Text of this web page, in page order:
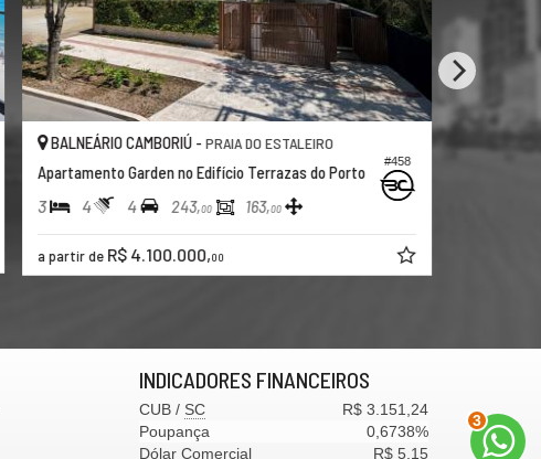
#458
BALNEÁRIO CAMBORIÚ -PRAIA DO ESTALEIRO
Apartamento Garden no Edifício Terrazas do Porto
3 4 4 243,00 163,00
a partir de R$ 4.100.000,00
INDICADORES FINANCEIROS
CUB / SC
R$ 3.151,24
Poupança
0,6738%
Dólar Comercial
R$ 5,15
3